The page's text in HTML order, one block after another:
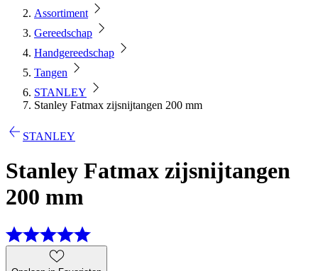
Assortiment
Gereedschap
Handgereedschap
Tangen
STANLEY
Stanley Fatmax zijsnijtangen 200 mm
STANLEY
Stanley Fatmax zijsnijtangen
200 mm